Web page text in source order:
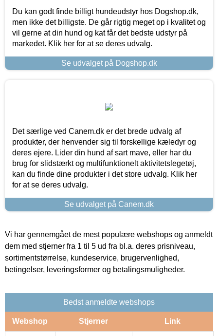
Du kan godt finde billigt hundeudstyr hos Dogshop.dk,
men ikke det billigste. De går rigtig meget op i kvalitet og
vil gerne at din hund og kat får det bedste udstyr på
markedet. Klik her for at se deres udvalg.
Se udvalget på Dogshop.dk
Det særlige ved Canem.dk er det brede udvalg af
produkter, der henvender sig til forskellige kæledyr og
deres ejere. Lider din hund af sart mave, eller har du
brug for slidstærkt og multifunktionelt aktivitetslegetøj,
kan du finde dine produkter i det store udvalg. Klik her
for at se deres udvalg.
Se udvalget på Canem.dk
Vi har gennemgået de mest populære webshops og anmeldt
dem med stjerner fra 1 til 5 ud fra bl.a. deres prisniveau,
sortimentstørrelse, kundeservice, brugervenlighed,
betingelser, leveringsformer og betalingsmuligheder.
Bedst anmeldte webshops
Webshop Stjerner Link